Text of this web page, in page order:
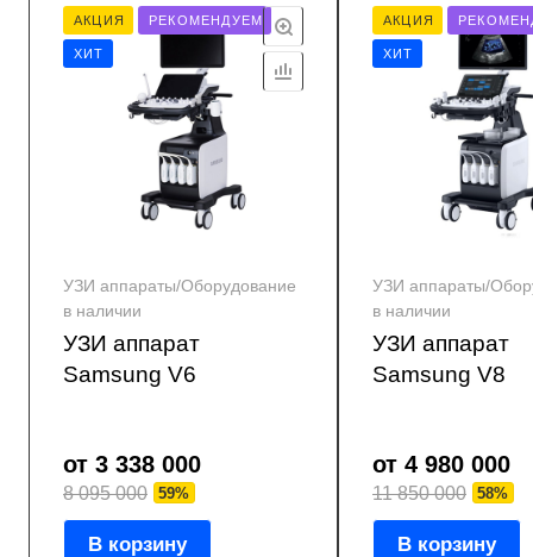
АКЦИЯ РЕКОМЕНДУЕМ
ХИТ
УЗИ аппараты/Оборудование
в наличии
УЗИ аппарат
Samsung V6
от 3 338 000
8 095 000 59%
В корзину
АКЦИЯ
ХИТ
УЗИ аппараты/
в наличии
УЗИ аппарат
Samsung V8
от 4 980 000
11 850 000 58%
В корзину